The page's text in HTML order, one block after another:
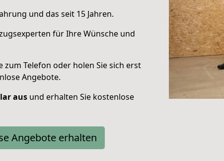
und das seit 15 Jahren.
für Ihre Wünsche und
zum Telefon oder holen Sie sich erst
Angebote.
aus und erhalten Sie kostenlose
Angebote erhalten